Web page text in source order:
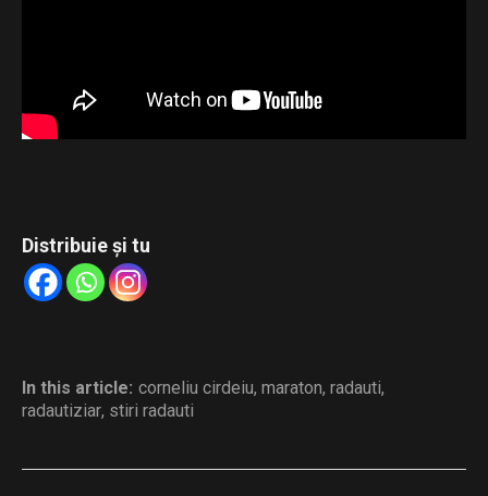
Distribuie și tu
In this article: corneliu cirdeiu, maraton, radauti,
radautiziar, stiri radauti